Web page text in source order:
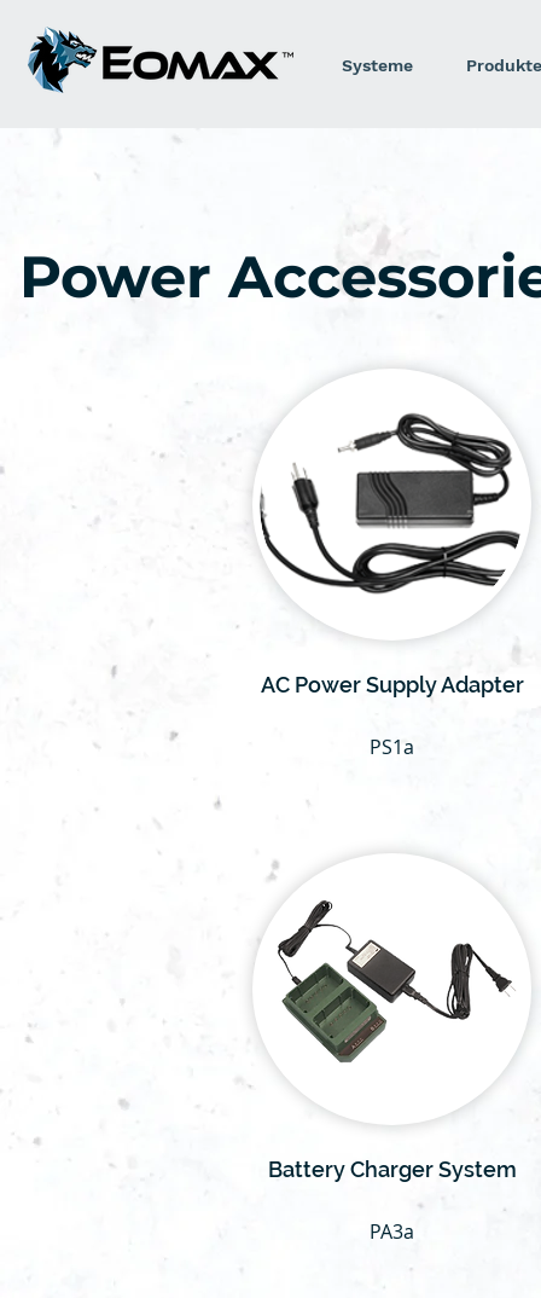
Systeme Produkte
Power
AC Power Supply Adapter
PS1a
Battery Charger System
PA3a